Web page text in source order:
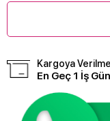
Kargoya
En Geç 1 İş